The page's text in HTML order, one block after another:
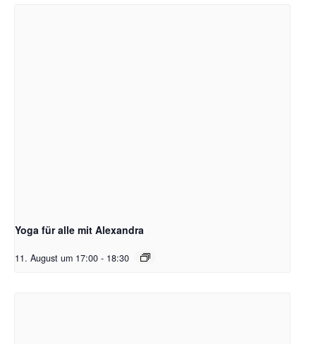
Yoga für alle mit Alexandra
11. August um 17:00 - 18:30